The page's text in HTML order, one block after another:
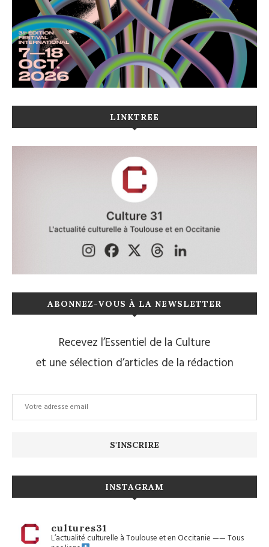
LINKTREE
ABONNEZ-VOUS À LA NEWSLETTER
Recevez l’Essentiel de la Culture
et une sélection d’articles de la rédaction
INSTAGRAM
cultures31
L’actualité culturelle à Toulouse et en Occitanie——Tous